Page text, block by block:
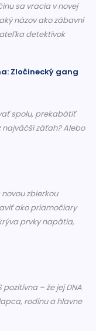
sa vracia v novej
názov ako zábavní
detektívok
Zločinecký gang
spolu, prekabátiť
záťah? Alebo
zbierkou
ako priamočiary
prvky napätia,
– že jej DNA
rodinu a hlavne